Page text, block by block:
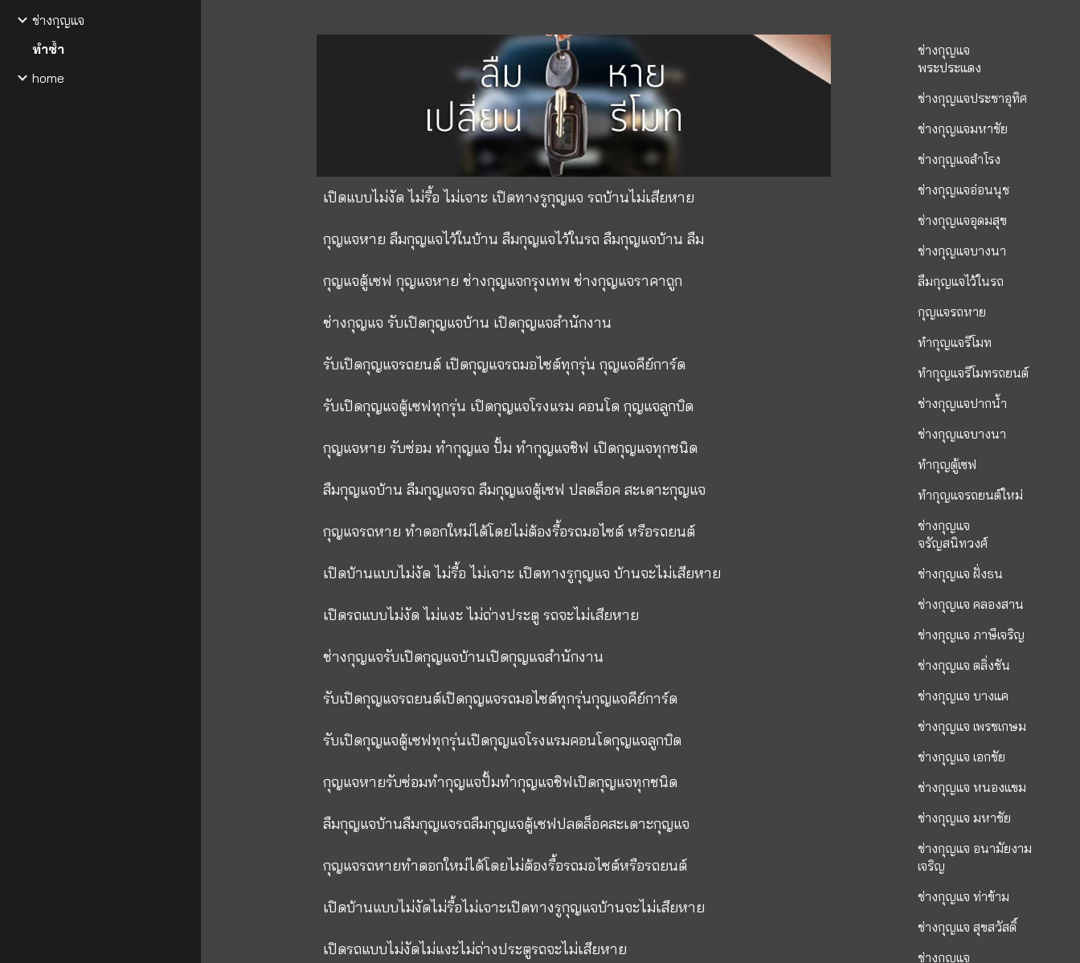
ช่างกุญแจ
ทำซ้ำ
home
เปิดแบบไม่งัด ไม่รื้อ ไม่เจาะ เปิดทางรูกุญแจ รถบ้านไม่เสียหาย
กุญแจหาย ลืมกุญแจไว้ในบ้าน ลืมกุญแจไว้ในรถ ลืมกุญแจบ้าน ลืม
กุญแจตู้เซฟ กุญแจหาย ช่างกุญแจกรุงเทพ ช่างกุญแจราคาถูก
ช่างกุญแจ รับเปิดกุญแจบ้าน เปิดกุญแจสำนักงาน
รับเปิดกุญแจรถยนต์ เปิดกุญแจรถมอไซต์ทุกรุ่น กุญแจคีย์การ์ด
รับเปิดกุญแจตู้เซฟทุกรุ่น เปิดกุญแจโรงแรม คอนโด กุญแจลูกบิด
กุญแจหาย รับซ่อม ทำกุญแจ ปั้ม ทำกุญแจชิฟ เปิดกุญแจทุกชนิด
ลืมกุญแจบ้าน ลืมกุญแจรถ ลืมกุญแจตู้เซฟ ปลดล็อค สะเดาะกุญแจ
กุญแจรถหาย ทำดอกใหม่ได้โดยไม่ต้องรื้อรถมอไซต์ หรือรถยนต์
เปิดบ้านแบบไม่งัด ไม่รื้อ ไม่เจาะ เปิดทางรูกุญแจ บ้านจะไม่เสียหาย
เปิดรถแบบไม่งัด ไม่แงะ ไม่ถ่างประตู รถจะไม่เสียหาย
ช่างกุญแจรับเปิดกุญแจบ้านเปิดกุญแจสำนักงาน
รับเปิดกุญแจรถยนต์เปิดกุญแจรถมอไซต์ทุกรุ่นกุญแจคีย์การ์ด
รับเปิดกุญแจตู้เซฟทุกรุ่นเปิดกุญแจโรงแรมคอนโดกุญแจลูกบิด
กุญแจหายรับซ่อมทำกุญแจปั้มทำกุญแจชิฟเปิดกุญแจทุกชนิด
ลืมกุญแจบ้านลืมกุญแจรถลืมกุญแจตู้เซฟปลดล็อคสะเดาะกุญแจ
กุญแจรถหายทำดอกใหม่ได้โดยไม่ต้องรื้อรถมอไซต์หรือรถยนต์
เปิดบ้านแบบไม่งัดไม่รื้อไม่เจาะเปิดทางรูกุญแจบ้านจะไม่เสียหาย
เปิดรถแบบไม่งัดไม่แงะไม่ถ่างประตูรถจะไม่เสียหาย
ช่างกุญแจ
พระประแดง
ช่างกุญแจประชาอุทิศ
ช่างกุญแจมหาชัย
ช่างกุญแจสำโรง
ช่างกุญแจอ่อนนุช
ช่างกุญแจอุดมสุข
ช่างกุญแจบางนา
ลืมกุญแจไว้ในรถ
กุญแจรถหาย
ทำกุญแจรีโมท
ทำกุญแจรีโมทรถยนต์
ช่างกุญแจปากน้ำ
ช่างกุญแจบางนา
ทำกุญตู้เซฟ
ทำกุญแจรถยนต์ใหม่
ช่างกุญแจ
จรัญสนิทวงศ์
ช่างกุญแจ ฝั่งธน
ช่างกุญแจ คลองสาน
ช่างกุญแจ ภาษีเจริญ
ช่างกุญแจ ตลิ่งชัน
ช่างกุญแจ บางแค
ช่างกุญแจ เพรชเกษม
ช่างกุญแจ เอกชัย
ช่างกุญแจ หนองแขม
ช่างกุญแจ มหาชัย
ช่างกุญแจ อนามัยงาม
เจริญ
ช่างกุญแจ ท่าข้าม
ช่างกุญแจ สุขสวัสดิ์
ช่างกุญแจ